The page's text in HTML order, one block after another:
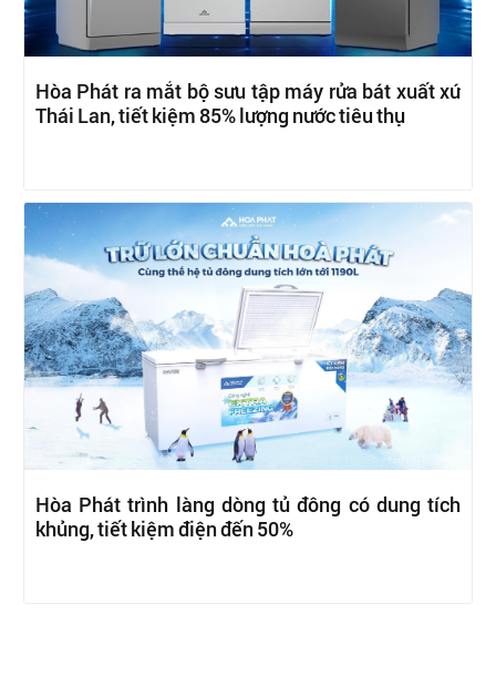
Hòa Phát ra mắt bộ sưu tập máy rửa bát xuất xứ
Thái Lan, tiết kiệm 85% lượng nước tiêu thụ
Hòa Phát trình làng dòng tủ đông có dung tích
khủng, tiết kiệm điện đến 50%